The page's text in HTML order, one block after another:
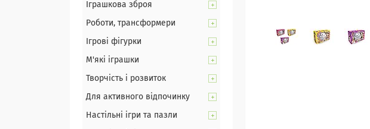
Іграшкова зброя
Роботи, трансформери
Ігрові фігурки
М'які іграшки
Творчість і розвиток
Для активного відпочинку
Настільні ігри та пазли